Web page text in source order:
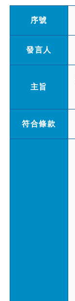
序號
發言人
主旨
符合條款